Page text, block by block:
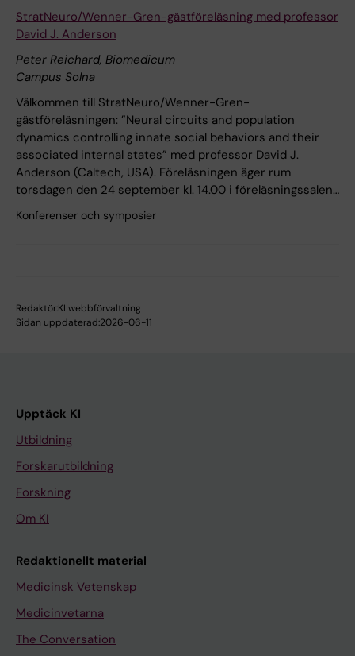
StratNeuro/Wenner-Gren-gästföreläsning med professor
David J. Anderson
Peter Reichard, Biomedicum
Campus Solna
Välkommen till StratNeuro/Wenner-Gren-
gästföreläsningen: ”Neural circuits and population
dynamics controlling innate social behaviors and their
associated internal states” med professor David J.
Anderson (Caltech, USA). Föreläsningen äger rum
torsdagen den 24 september kl. 14.00 i föreläsningssalen…
Konferenser och symposier
Redaktör:KI webbförvaltning
Sidan uppdaterad:2026-06-11
Upptäck KI
Utbildning
Forskarutbildning
Forskning
Om KI
Redaktionellt material
Medicinsk Vetenskap
Medicinvetarna
The Conversation